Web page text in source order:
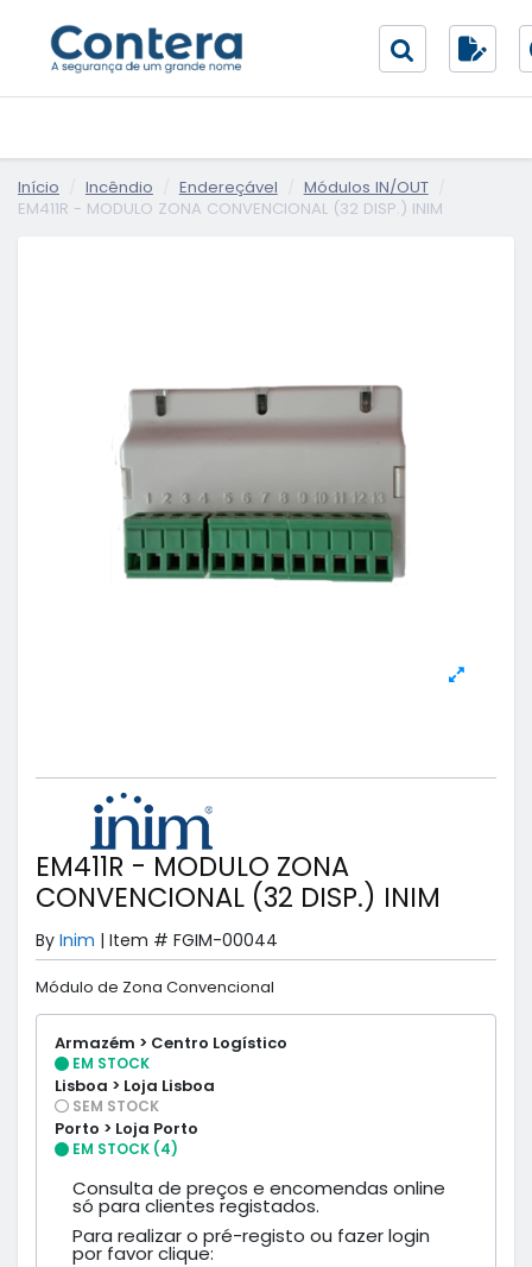
Início Incêndio Endereçável
Módulos IN/OUT
EM411R - MODULO ZONA CONVENCIONAL (32 DISP.) INIM
EM411R - MODULO ZONA
CONVENCIONAL (32 DISP.) INIM
By Inim | Item # FGIM-00044
Módulo de Zona Convencional
Armazém > Centro Logístico
EM STOCK
Lisboa > Loja Lisboa
SEM STOCK
Porto > Loja Porto
EM STOCK (4)
Consulta de preços e encomendas online
só para clientes registados.
Para realizar o pré-registo ou fazer login
por favor clique: